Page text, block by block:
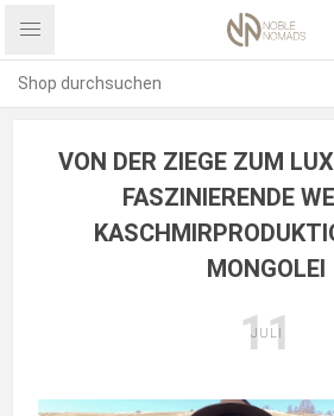
VON DER ZIEGE ZUM
FASZINIERENDE
MONGOLEI
11
JULI